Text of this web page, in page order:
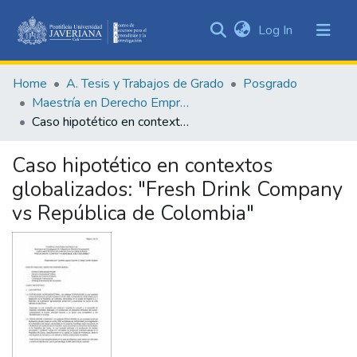
&
Collections
All of DSpace
Statistics
Log In (current)
Home A. Tesis y Trabajos de Grado
Posgrado
Maestría en Derecho Empresarial
Caso hipotético en contextos globalizados: "Fresh Drink Company vs República de Colombia"
Caso hipotético en contextos
globalizados: "Fresh Drink Company
vs República de Colombia"